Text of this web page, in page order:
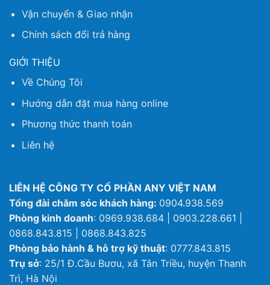
Vận chuyển & Giao nhận
Chính sách đổi trả hàng
GIỚI THIỆU
Về Chúng Tôi
Hướng dẫn đặt mua hàng online
Phương thức thanh toán
Liên hệ
LIÊN HỆ CÔNG TY CỔ PHẦN ANY VIỆT NAM
Tổng đài chăm sóc khách hàng: 0904.938.569
Phòng kinh doanh: 0969.938.684 | 0903.228.661 |
0868.843.815 | 0868.843.825
Phòng bảo hành & hỗ trợ kỹ thuật: 0777.843.815
Trụ sở: 25/1 Đ.Cầu Bươu, xã Tân Triều, huyện Thanh
Trì, Hà Nội